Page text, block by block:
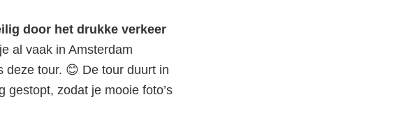
door het drukke verkeer
al vaak in Amsterdam
deze tour. 😊 De tour duurt in
gestopt, zodat je mooie foto’s